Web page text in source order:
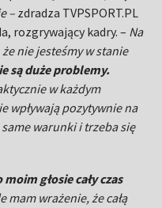
– zdradza TVPSPORT.PL
rozgrywający kadry. – Na
nie jesteśmy w stanie
są duże problemy.
w każdym
wpływają pozytywnie na
warunki i trzeba się
moim głosie cały czas
mam wrażenie, że całą